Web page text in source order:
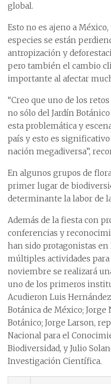
global.
Esto no es ajeno a
especies se están
antropización y
pero también el cambio
importante al afectar
“Creo que uno de los
no sólo del Jardín
esta problemática y
país y esto es
nación megadiversa”,
En algunos grupos de
primer lugar de
determinante la labor de
Además de la fiesta con
conferencias y
han sido protagonistas en
múltiples actividades para
noviembre se realizará
uno de los primeros
Acudieron Luis
Botánica de México;
Botánico; Jorge Larson,
Nacional para el
Biodiversidad, y Julio
Investigación Científica.